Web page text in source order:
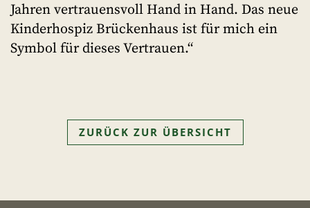
Jahren vertrauensvoll Hand in Hand. Das neue
Kinderhospiz Brückenhaus ist für mich ein
Symbol für dieses Vertrauen.“
ZURÜCK ZUR ÜBERSICHT